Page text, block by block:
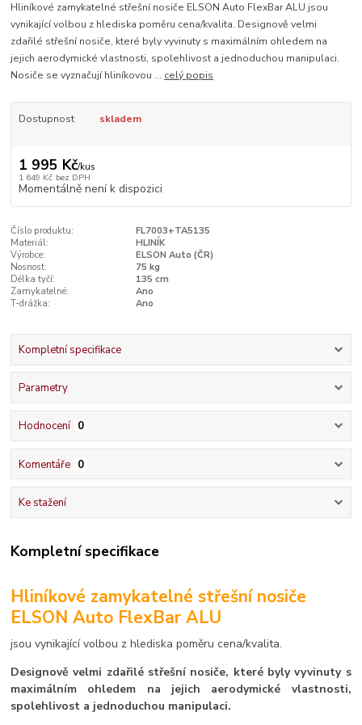
Hliníkové zamykatelné střešní nosiče ELSON Auto FlexBar ALU jsou
vynikající volbou z hlediska poměru cena/kvalita. Designově velmi
zdařilé střešní nosiče, které byly vyvinuty s maximálním ohledem na
jejich aerodymické vlastnosti, spolehlivost a jednoduchou manipulaci.
Nosiče se vyznačují hliníkovou ... celý popis
Dostupnost skladem
1 995 Kč/kus
1 649 Kč bez DPH
Momentálně není k dispozici
Číslo produktu:
FL7003+TA5135
Materiál:
HLINÍK
Výrobce:
ELSON Auto (ČR)
Nosnost:
75 kg
Délka tyčí:
135 cm
Zamykatelné:
Ano
T-drážka:
Ano
Kompletní specifikace
Parametry
Hodnocení 0
Komentáře 0
Ke stažení
Kompletní specifikace
Hliníkové zamykatelné střešní nosiče
ELSON Auto FlexBar ALU
jsou vynikající volbou z hlediska poměru cena/kvalita.
Designově velmi zdařilé střešní nosiče, které byly vyvinuty s
maximálním ohledem na jejich aerodymické vlastnosti,
spolehlivost a jednoduchou manipulaci.